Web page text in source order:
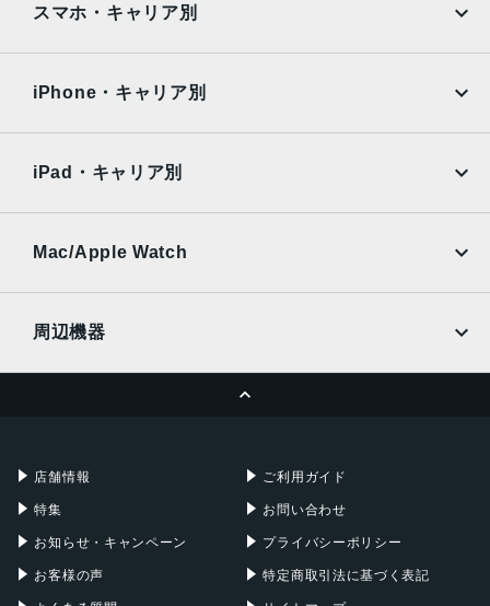
AQUOS
OPPO Android
Surface
Xiaomi Tablet
スマホ・キャリア別
Ymobile
UQmobile
iPhone・キャリア別
Ymobile
UQmobile
iPad・キャリア別
Mac/Apple Watch
周辺機器
店舗情報
特集
お知らせ・キャンペーン
お客様の声
ご利用ガイド
お問い合わせ
プライバシーポリシー
特定商取引法に基づく表記